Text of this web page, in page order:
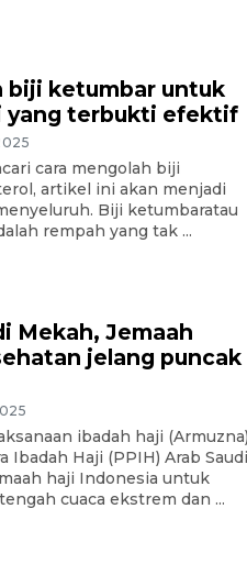
biji ketumbar untuk
yang terbukti efektif
cara mengolah biji
artikel ini akan menjadi
Biji ketumbaratau
rempah yang tak ...
Mekah, Jemaah
jelang puncak
ibadah haji
Ibadah Haji (PPIH) Arab Saudi
haji Indonesia untuk
cuaca ekstrem dan ...